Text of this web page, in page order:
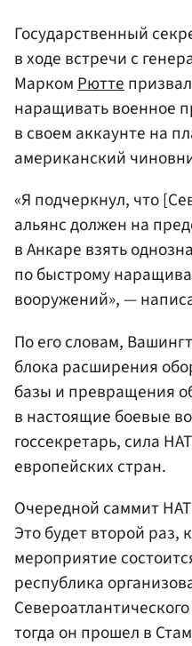
Государственный
в ходе встречи с
МаркомРютте
наращивать военное
в своем аккаунте на
американский
«Я подчеркнул, что
альянс должен на
в Анкаре взять
по быстрому
вооружений», —
По его словам,
блока расширения
базы и превращения
в настоящие боевые
госсекретарь, сила
европейских стран.
Очередной саммит
Это будет второй раз,
мероприятие
республика
тогда он прошел в